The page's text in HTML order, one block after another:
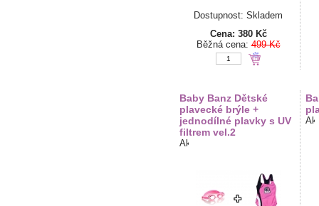
Dostupnost: Skladem
Cena: 380 Kč
Běžná cena:499 Kč
Baby Banz Dětské
plavecké brýle +
jednodílné plavky s UV
filtrem vel.2